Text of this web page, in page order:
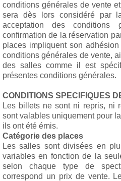
conditions générales de vente
sera dès lors considéré par
acceptation des
confirmation de la réservation
places impliquent son
conditions générales de vente,
des salles comme il est
présentes conditions générales.
CONDITIONS SPECIFIQUES
Les billets ne sont ni repris, ni
sont valables uniquement pour
ils ont été émis.
Catégorie des places
Les salles sont divisées en
variables en fonction de la
selon chaque type de
correspond un prix de vente.